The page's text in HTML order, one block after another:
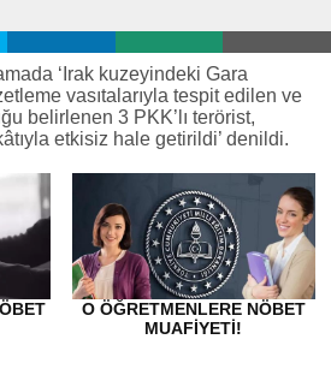
‘Irak kuzeyindeki Gara
vasıtalarıyla tespit edilen ve
belirlenen 3 PKK’lı terörist,
etkisiz hale getirildi’ denildi.
O ÖĞRETMENLERE NÖBET
MUAFIYETI!